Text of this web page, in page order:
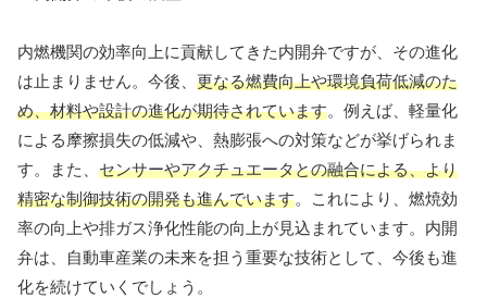
内燃機関の効率向上に貢献してきた内開弁ですが、その進化
は止まりません。今後、 更なる燃費向上や環境負荷低減のた
め、材料や設計の進化が期待されています。例えば、軽量化
による摩擦損失の低減や、熱膨張への対策などが挙げられま
す。また、 センサーやアクチュエータとの融合による、より
精密な制御技術の開発も進んでいます。これにより、燃焼効
率の向上や排ガス浄化性能の向上が見込まれています。内開
弁は、自動車産業の未来を担う重要な技術として、今後も進
化を続けていくでしょう。